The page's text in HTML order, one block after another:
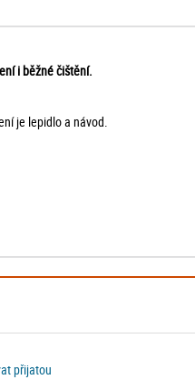
i běžné čištění.
je lepidlo a návod.
přijatou